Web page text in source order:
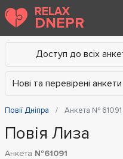
RELAX
DNEPR
Доступ до всіх
Нові та перевірені
Повії Дніпра Анкета № 61091
Повія Лиза
Анкета №61091